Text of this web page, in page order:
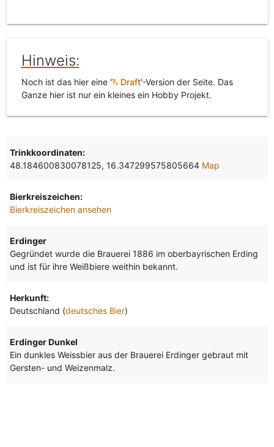
Hinweis:
Noch ist das hier eine ' Draft'-Version der Seite. Das
Ganze hier ist nur ein kleines ein Hobby Projekt.
Trinkkoordinaten:
48.184600830078125, 16.347299575805664 Map
Bierkreiszeichen:
Bierkreiszeichen ansehen
Erdinger
Gegründet wurde die Brauerei 1886 im oberbayrischen Erding
und ist für ihre Weißbiere weithin bekannt.
Herkunft:
Deutschland (deutsches Bier)
Erdinger Dunkel
Ein dunkles Weissbier aus der Brauerei Erdinger gebraut mit
Gersten- und Weizenmalz.